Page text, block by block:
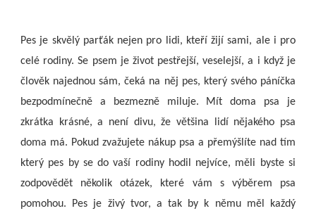
Pes je skvělý parťák nejen pro lidi, kteří žijí sami, ale i pro
celé rodiny. Se psem je život pestřejší, veselejší, a i když je
člověk najednou sám, čeká na něj pes, který svého páníčka
bezpodmínečně a bezmezně miluje. Mít doma psa je
zkrátka krásné, a není divu, že většina lidí nějakého psa
doma má. Pokud zvažujete nákup psa a přemýšlíte nad tím
který pes by se do vaší rodiny hodil nejvíce, měli byste si
zodpovědět několik otázek, které vám s výběrem psa
pomohou. Pes je živý tvor, a tak by k němu měl každý